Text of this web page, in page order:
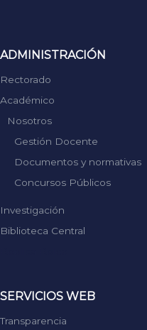
ADMINISTRACIÓN
Rectorado
Académico
Nosotros
Gestión Docente
Documentos y normativas
Concursos Públicos
Investigación
Biblioteca Central
SERVICIOS WEB
Transparencia